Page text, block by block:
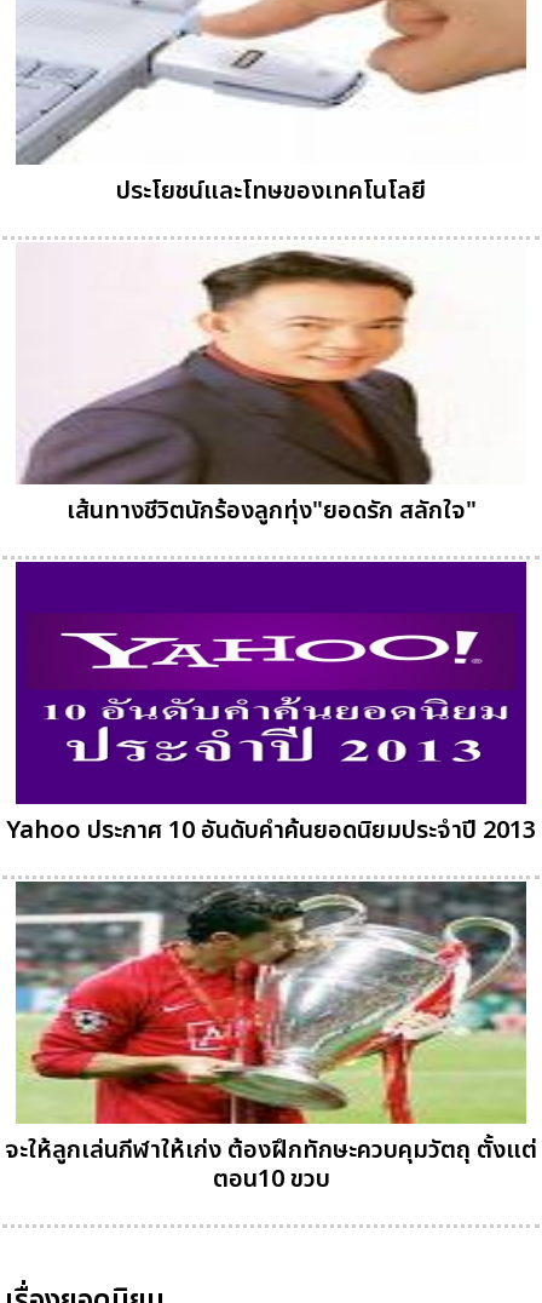
ประโยชน์และโทษของเทคโนโลยี
เส้นทางชีวิตนักร้องลูกทุ่ง"ยอดรัก สลักใจ"
Yahoo ประกาศ 10 อันดับคำค้นยอดนิยมประจำปี 2013
จะให้ลูกเล่นกีฬาให้เก่ง ต้องฝึกทักษะควบคุมวัตถุ ตั้งแต่
ตอน10 ขวบ